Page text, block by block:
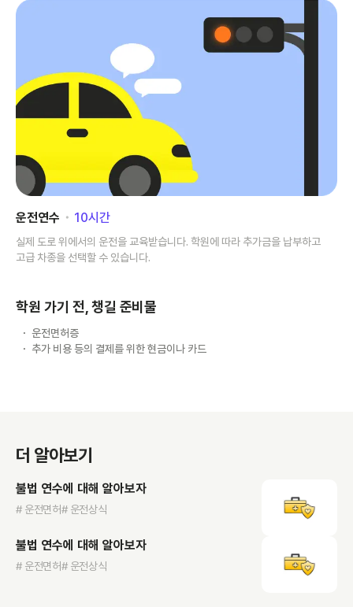
운전연수 ･ 10시간
실제 도로 위에서의 운전을 교육받습니다. 학원에 따라 추가금을 납부하고
고급 차종을 선택할 수 있습니다.
학원 가기 전, 챙길 준비물
운전면허증
추가 비용 등의 결제를 위한 현금이나 카드
더 알아보기
불법 연수에 대해 알아보자
# 운전면허# 운전상식
불법 연수에 대해 알아보자
# 운전면허# 운전상식